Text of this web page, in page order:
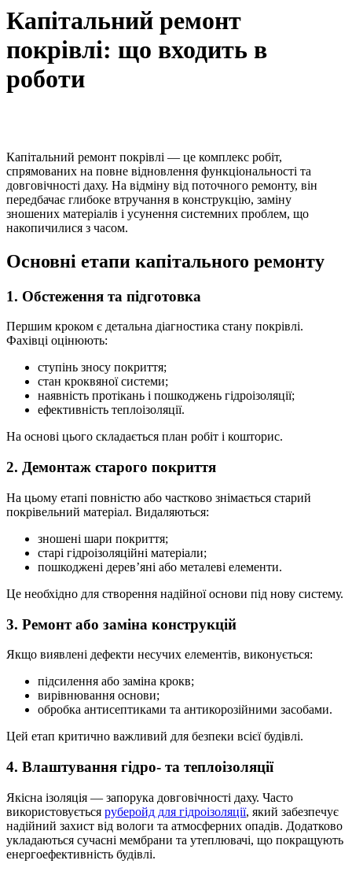
Капітальний ремонт
покрівлі: що входить в
роботи
Капітальний ремонт покрівлі — це комплекс робіт,
спрямованих на повне відновлення функціональності та
довговічності даху. На відміну від поточного ремонту, він
передбачає глибоке втручання в конструкцію, заміну
зношених матеріалів і усунення системних проблем, що
накопичилися з часом.
Основні етапи капітального ремонту
1. Обстеження та підготовка
Першим кроком є детальна діагностика стану покрівлі.
Фахівці оцінюють:
ступінь зносу покриття;
стан кроквяної системи;
наявність протікань і пошкоджень гідроізоляції;
ефективність теплоізоляції.
На основі цього складається план робіт і кошторис.
2. Демонтаж старого покриття
На цьому етапі повністю або частково знімається старий
покрівельний матеріал. Видаляються:
зношені шари покриття;
старі гідроізоляційні матеріали;
пошкоджені дерев’яні або металеві елементи.
Це необхідно для створення надійної основи під нову систему.
3. Ремонт або заміна конструкцій
Якщо виявлені дефекти несучих елементів, виконується:
підсилення або заміна крокв;
вирівнювання основи;
обробка антисептиками та антикорозійними засобами.
Цей етап критично важливий для безпеки всієї будівлі.
4. Влаштування гідро- та теплоізоляції
Якісна ізоляція — запорука довговічності даху. Часто
використовується руберойд для гідроізоляції, який забезпечує
надійний захист від вологи та атмосферних опадів. Додатково
укладаються сучасні мембрани та утеплювачі, що покращують
енергоефективність будівлі.